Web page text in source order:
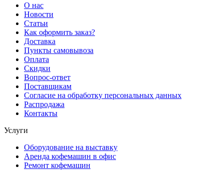
О нас
Новости
Статьи
Как оформить заказ?
Доставка
Пункты самовывоза
Оплата
Скидки
Вопрос-ответ
Поставщикам
Согласие на обработку персональных данных
Распродажа
Контакты
Услуги
Оборудование на выставку
Аренда кофемашин в офис
Ремонт кофемашин